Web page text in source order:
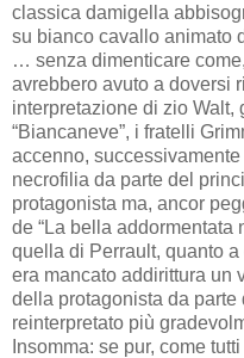
classica damigella
su bianco cavallo animato
… senza dimenticare
avrebbero avuto a doversi
interpretazione di zio Walt,
“Biancaneve”, i fratelli
accenno,
necrofilia da parte del
protagonista ma, ancor
de “La bella addormentata
quella di Perrault, quanto
era mancato addirittura un
della protagonista da
reinterpretato più
Insomma: se pur, come